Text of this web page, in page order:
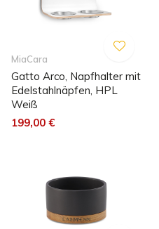
MiaCara
Gatto Arco, Napfhalter mit
Edelstahlnäpfen, HPL
Weiß
199,00 €